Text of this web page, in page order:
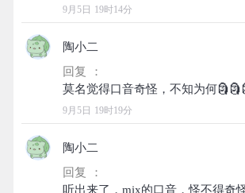
9月5日 19时14分
陶小二
回复 ：
9月5日 19时19分
陶小二
回复 ：